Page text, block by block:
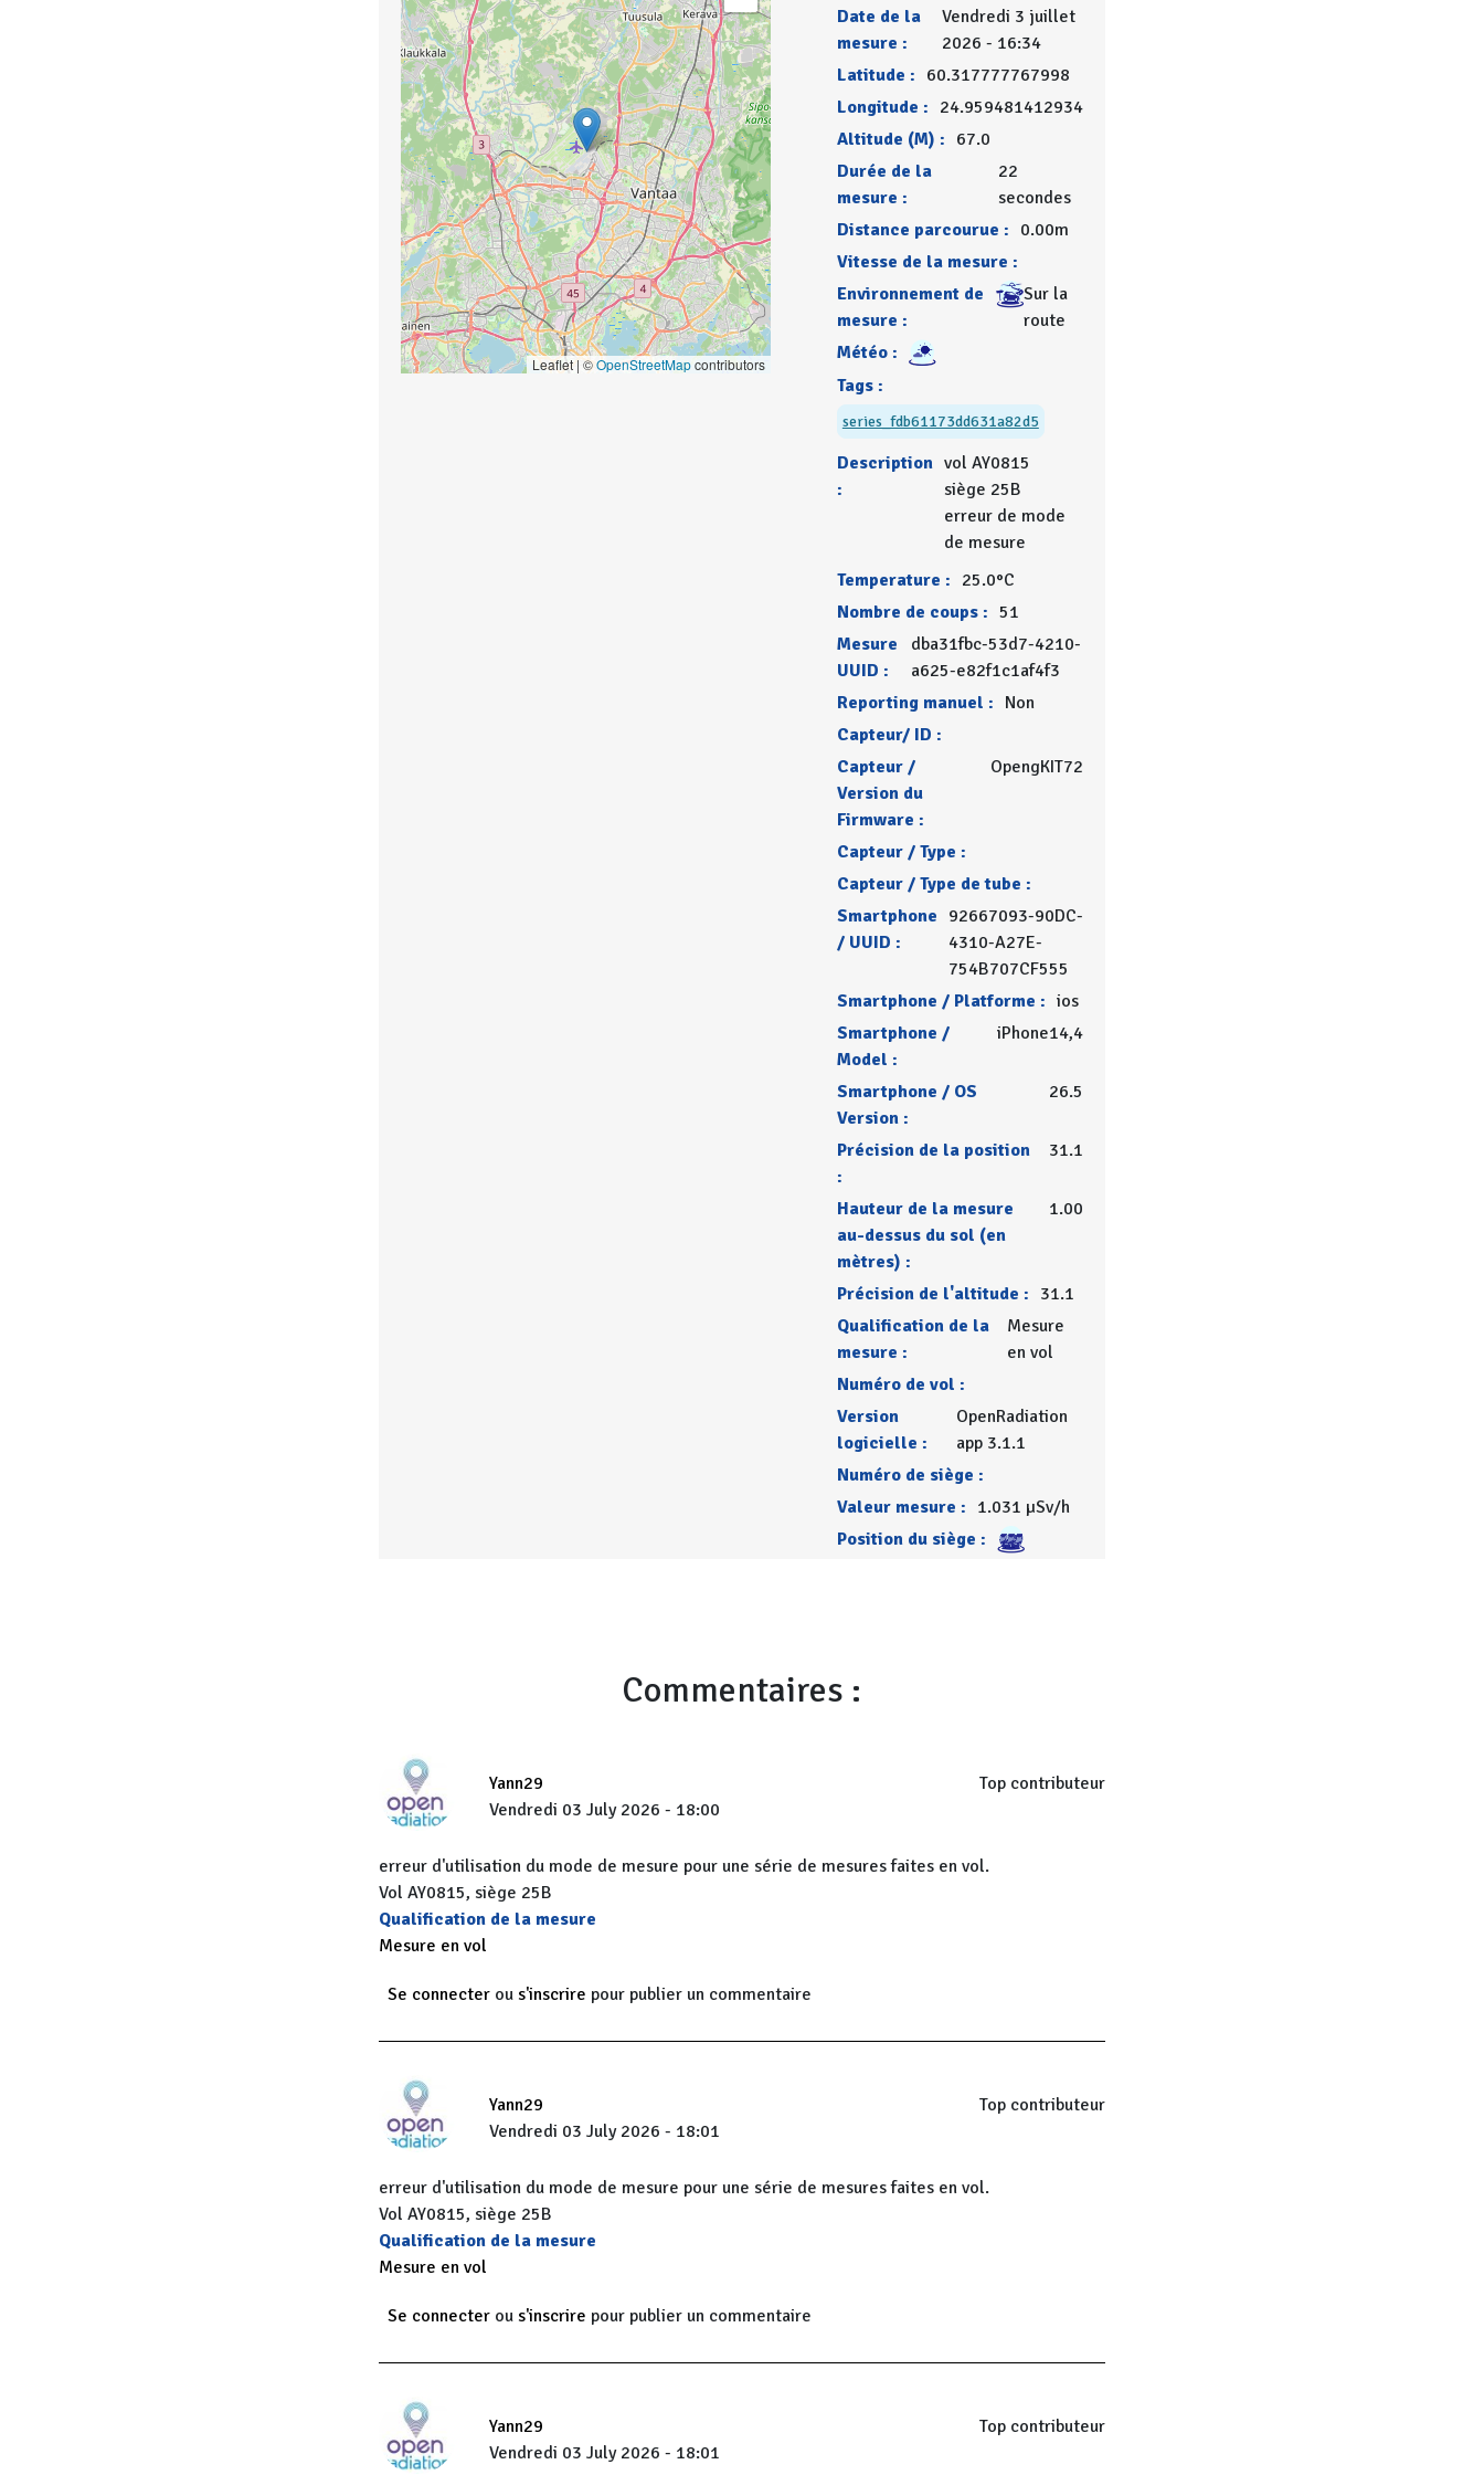
Leaflet | ©OpenStreetMapcontributors
Date de la
mesure :
Vendredi 3 juillet
2026 - 16:34
Latitude : 60.317777767998
Longitude : 24.959481412934
Altitude (M) : 67.0
Durée de la
mesure :
22
secondes
Distance parcourue : 0.00m
Vitesse de la mesure :
Environnement de
mesure :
Sur la
route
Météo :
Tags :
series_fdb61173dd631a82d5
Description
:
vol AY0815
siège 25B
erreur de mode
de mesure
Temperature : 25.0°C
Nombre de coups : 51
Mesure
UUID :
dba31fbc-53d7-4210-
a625-e82f1c1af4f3
Reporting manuel : Non
Capteur/ ID :
Capteur /
Version du
Firmware :
OpengKIT72
Capteur / Type :
Capteur / Type de tube :
Smartphone
/ UUID :
92667093-90DC-
4310-A27E-
754B707CF555
Smartphone / Platforme : ios
Smartphone /
Model :
iPhone14,4
Smartphone / OS
Version :
26.5
Précision de la position
:
31.1
Hauteur de la mesure
au-dessus du sol (en
mètres) :
1.00
Précision de l'altitude : 31.1
Qualification de la
mesure :
Mesure
en vol
Numéro de vol :
Version
logicielle :
OpenRadiation
app 3.1.1
Numéro de siège :
Valeur mesure : 1.031 µSv/h
Position du siège :
Commentaires :
Yann29
Top contributeur
Vendredi 03 July 2026 - 18:00
erreur d'utilisation du mode de mesure pour une série de mesures faites en vol.
Vol AY0815, siège 25B
Qualification de la mesure
Mesure en vol
Se connecterou s'inscrire pour publier un commentaire
Yann29
Top contributeur
Vendredi 03 July 2026 - 18:01
erreur d'utilisation du mode de mesure pour une série de mesures faites en vol.
Vol AY0815, siège 25B
Qualification de la mesure
Mesure en vol
Se connecterou s'inscrire pour publier un commentaire
Yann29
Top contributeur
Vendredi 03 July 2026 - 18:01